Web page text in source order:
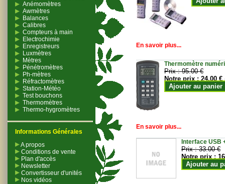
Anémomètres
Awmètres
Balances
Calibres
Compteurs à main
Electrochimie
Enregistreurs
Luxmètres
Mètres
Pénétromètres
Ph-mètres
Réfractomètres
Station-Météo
Test bouchons
Thermomètres
Thermo-hygromètres
Informations Générales
A propos
Conditions de vente
Plan d'accès
Newsletter
Convertisseur d'unités
Nos vidéos
En savoir plus...
Thermomètre
Prix :95.00 €
Notre prix :24.00 €
Ajouter au panier
En savoir plus...
Interface USB
Prix :33.00 €
Notre prix :
Ajouter au